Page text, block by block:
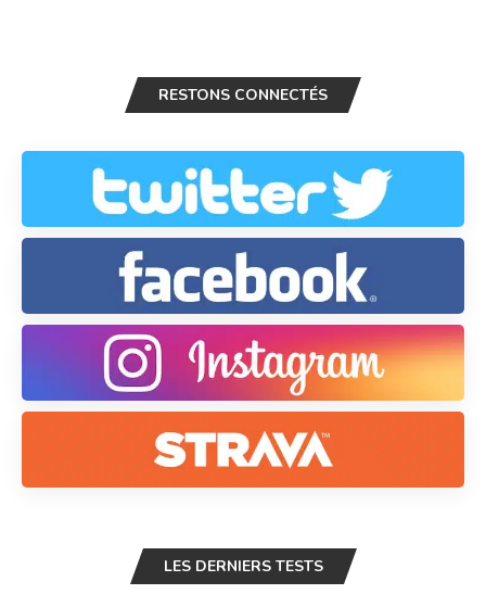
RESTONS CONNECTÉS
LES DERNIERS TESTS